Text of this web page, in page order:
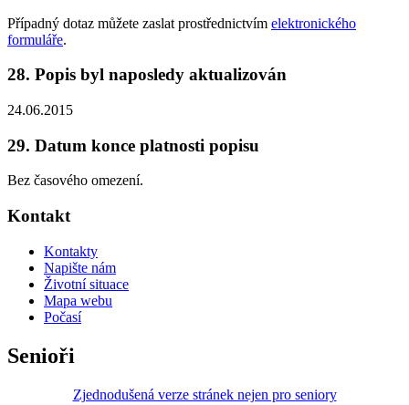
Případný dotaz můžete zaslat prostřednictvím elektronického
formuláře.
28. Popis byl naposledy aktualizován
24.06.2015
29. Datum konce platnosti popisu
Bez časového omezení.
Kontakt
Kontakty
Napište nám
Životní situace
Mapa webu
Počasí
Senioři
Zjednodušená verze stránek nejen pro seniory